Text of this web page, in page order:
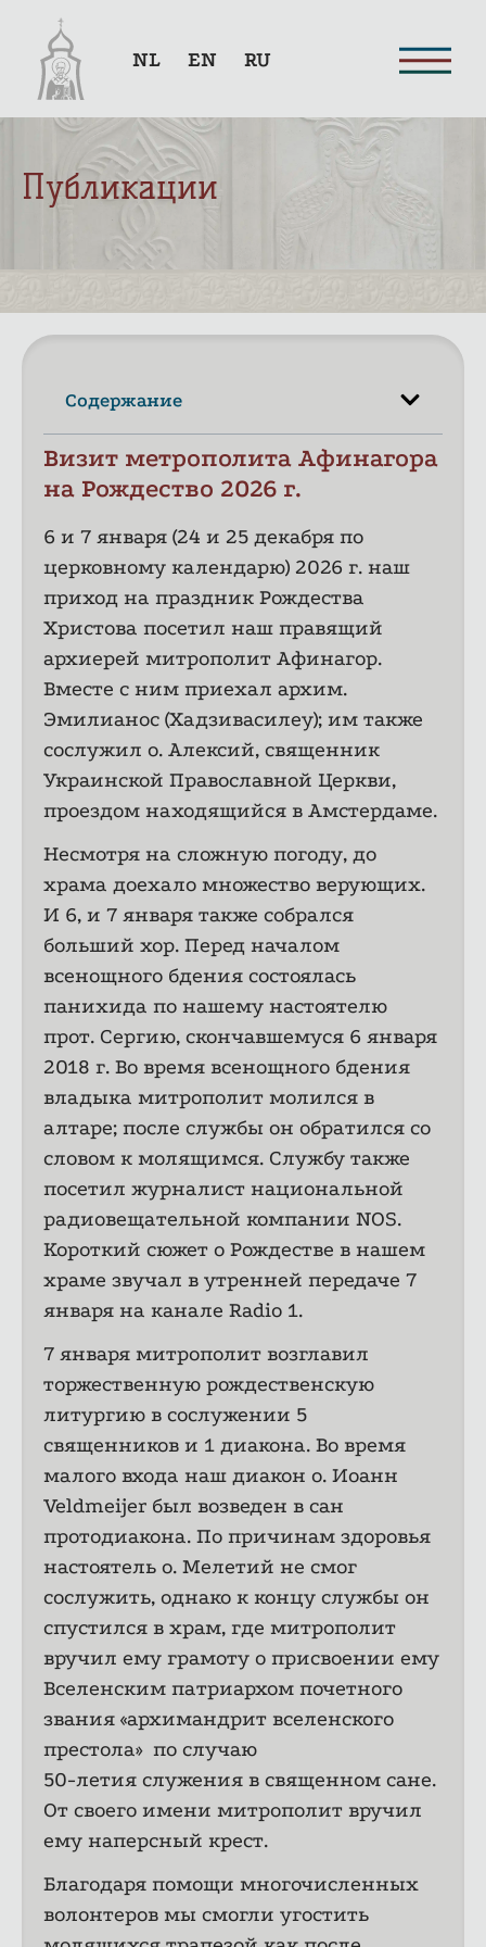
NL EN RU
Публикации
Содержание
Визит метрополита Афинагора
на Рождество 2026 г.
6 и 7 января (24 и 25 декабря по
церковному календарю) 2026 г. наш
приход на праздник Рождества
Христова посетил наш правящий
архиерей митрополит Афинагор.
Вместе с ним приехал архим.
Эмилианос (Хадзивасилеу); им также
сослужил о. Алексий, священник
Украинской Православной Церкви,
проездом находящийся в Амстердаме.
Несмотря на сложную погоду, до
храма доехало множество верующих.
И 6, и 7 января также собрался
больший хор. Перед началом
всенощного бдения состоялась
панихида по нашему настоятелю
прот. Сергию, скончавшемуся 6 января
2018 г. Во время всенощного бдения
владыка митрополит молился в
алтаре; после службы он обратился со
словом к молящимся. Службу также
посетил журналист национальной
радиовещательной компании NOS.
Короткий сюжет о Рождестве в нашем
храме звучал в утренней передаче 7
января на канале Radio 1.
7 января митрополит возглавил
торжественную рождественскую
литургию в сослужении 5
священников и 1 диакона. Во время
малого входа наш диакон о. Иоанн
Veldmeijer был возведен в сан
протодиакона. По причинам здоровья
настоятель о. Мелетий не смог
сослужить, однако к концу службы он
спустился в храм, где митрополит
вручил ему грамоту о присвоении ему
Вселенским патриархом почетного
звания «архимандрит вселенского
престола» по случаю
50-летия служения в священном сане.
От своего имени митрополит вручил
ему наперсный крест.
Благодаря помощи многочисленных
волонтеров мы смогли угостить